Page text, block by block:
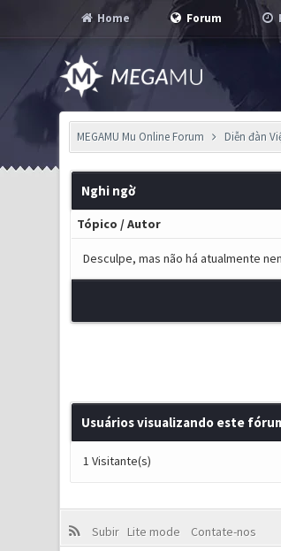
Home Forum
MEGAMU Mu Online Forum Diễn đàn
Nghi ngờ
Tópico /Autor
Desculpe, mas não há atualmente
Usuários visualizando este
1 Visitante(s)
Subir Lite mode
Contate-nos